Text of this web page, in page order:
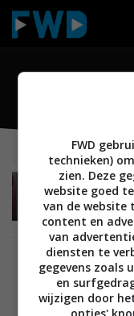
NIEUWS
09
Oppo
uit
FWD
technieken)
zien. Deze
website goed
van de website
content en
van
diensten te
gegevens zoals
en
wijzigen door
opties'